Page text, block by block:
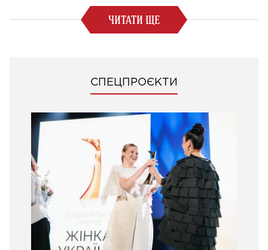
ЧИТАТИ ЩЕ
СПЕЦПРОЄКТИ